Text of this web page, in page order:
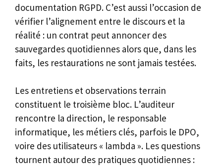
documentation RGPD. C’est aussi l’occasion de
vérifier l’alignement entre le discours et la
réalité : un contrat peut annoncer des
sauvegardes quotidiennes alors que, dans les
faits, les restaurations ne sont jamais testées.
Les entretiens et observations terrain
constituent le troisième bloc. L’auditeur
rencontre la direction, le responsable
informatique, les métiers clés, parfois le DPO,
voire des utilisateurs « lambda ». Les questions
tournent autour des pratiques quotidiennes :